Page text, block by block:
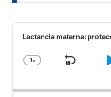
Audio
Player
Lactancia materna:
Change
1x
Skip